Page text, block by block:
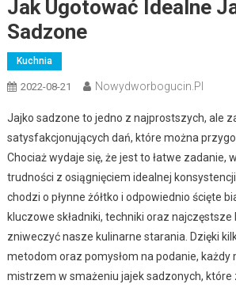
Jak Ugotować Idealne
Sadzone
Kuchnia
2022-08-21 Nowydworbogucin.pl
Jajko sadzone to jedno z najprostszych, ale
satysfakcjonujących dań, które można
Chociaż wydaje się, że jest to łatwe zadanie,
trudności z osiągnięciem idealnej
chodzi o płynne żółtko i odpowiednio ścięte
kluczowe składniki, techniki oraz najczęstsze
zniweczyć nasze kulinarne starania. Dzięki
metodom oraz pomysłom na podanie, każdy
mistrzem w smażeniu jajek sadzonych, które